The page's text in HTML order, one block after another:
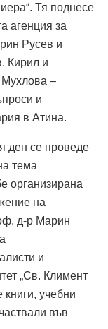
Тя поднесе
агенция за
Русев и
Кирил и
Мухлова –
и
в Атина.
ден се проведе
тема
организирана
на
д-р Марин
и
„Св. Климент
учебни
във